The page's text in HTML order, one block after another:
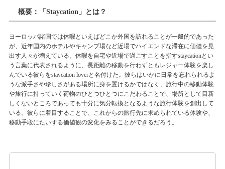
概要：「Staycation」とは？
ヨーロッパ諸国では休暇といえばどこか外国を訪れることが一般的であった
が、近年国内のホテルやキャンプ場など近場でハイエンドな滞在に価値を見
出す人々が増えている。休暇を自宅や近場で過ごすことを指すstaycationとい
う言葉に代表されるように、長距離の移動を行わずともレジャー体験を楽し
んでいる彼らをstaycation loverと名付けた。彼らはいかに日常を忘れられるよ
うな派手さや珍しさがある場所に身を置けるかではなく、旅行中の移動体験
や旅行に持っていく荷物のひとつひとつにこだわることで、場所として目新
しくないところであっても十分に気分転換となるような旅行体験を創出して
いる。彼らに着目することで、これからの旅行先に求められている体験や、
移動手段にたいする価値観の変化をみることができるだろう。